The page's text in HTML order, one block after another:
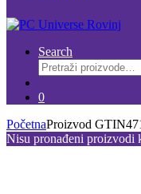
Search
Pretraži:
0
PočetnaProizvod GTIN
Nisu pronađeni proizvodi